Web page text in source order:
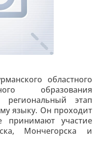
областного
образования
региональный этап
языку. Он проходит
участие
Мончегорска и